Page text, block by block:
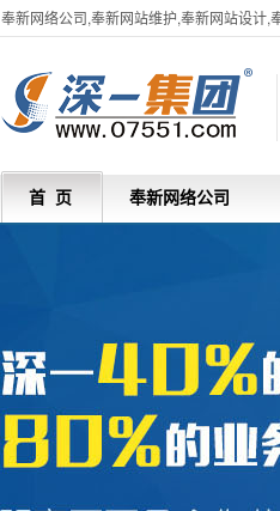
奉新网络公司,奉新网站维护,奉新网站设计,
首 页 奉新网络公司